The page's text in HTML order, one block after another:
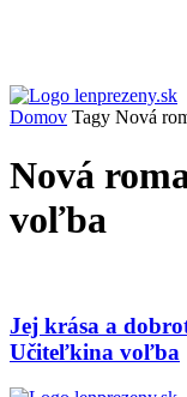
Domov Tagy Nová
Nová
voľba
Jej krása a
Učiteľkina voľba